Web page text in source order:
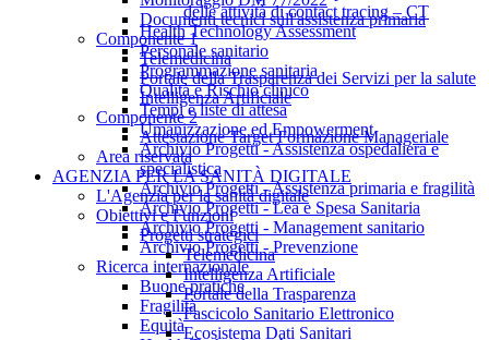
Documenti tecnici sull'assistenza primaria
Componente 1
Telemedicina
Portale della Trasparenza dei Servizi per la salute
Intelligenza Artificiale
Componente 2
Attestazione Target Formazione Manageriale
Area riservata
AGENZIA PER LA SANITÀ DIGITALE
L'Agenzia per la sanità digitale
Obiettivi e Funzioni
Progetti strategici
Telemedicina
Intelligenza Artificiale
Portale della Trasparenza
Fascicolo Sanitario Elettronico
Ecosistema Dati Sanitari
delle attività di contact tracing – CT
Health Technology Assessment
Personale sanitario
Programmazione sanitaria
Qualità e Rischio clinico
Tempi e liste di attesa
Umanizzazione ed Empowerment
Archivio Progetti - Assistenza ospedaliera e
specialistica
Archivio Progetti - Assistenza primaria e fragilità
Archivio Progetti - Lea e Spesa Sanitaria
Archivio Progetti - Management sanitario
Archivio Progetti - Prevenzione
Ricerca internazionale
Buone pratiche
Fragilità
Equità